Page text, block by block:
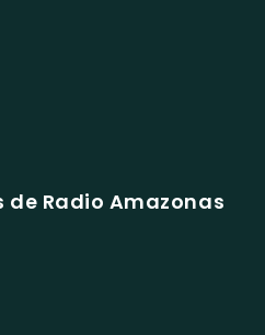
Radio Amazonas